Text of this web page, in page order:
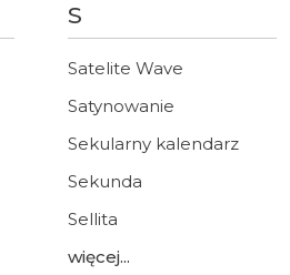
S
Satelite Wave
Satynowanie
Sekularny kalendarz
Sekunda
Sellita
więcej...